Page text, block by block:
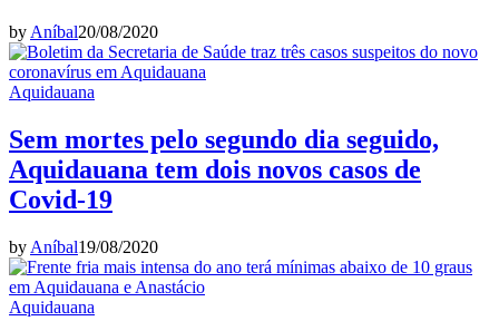
by Aníbal20/08/2020
Aquidauana
Sem mortes pelo segundo dia seguido,
Aquidauana tem dois novos casos de
Covid-19
by Aníbal19/08/2020
Aquidauana